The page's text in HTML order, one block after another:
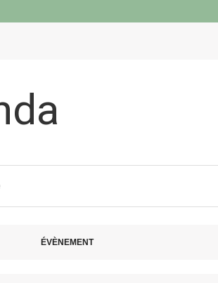
ÉVÈNEMENT